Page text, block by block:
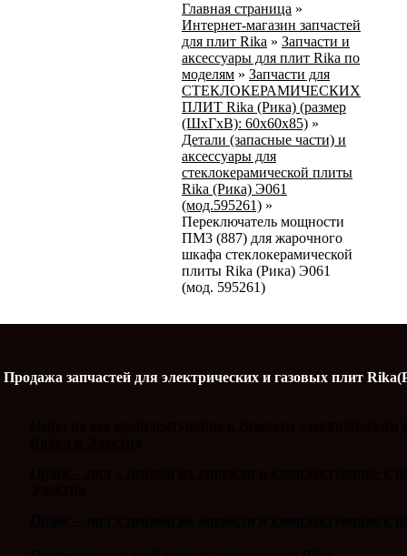
Главная страница »
Интернет-магазин запчастей
для плит Rika » Запчасти и
аксессуары для плит Rika по
моделям » Запчасти для
СТЕКЛОКЕРАМИЧЕСКИХ
ПЛИТ Rika (Рика) (размер
(ШхГхВ): 60x60x85) »
Детали (запасные части) и
аксессуары для
стеклокерамической плиты
Rika (Рика) Э061
(мод.595261) »
Переключатель мощности
ПМ3 (887) для жарочного
шкафа стеклокерамической
плиты Rika (Рика) Э061
(мод. 595261)
Продажа запчастей для электрических и газовых плит